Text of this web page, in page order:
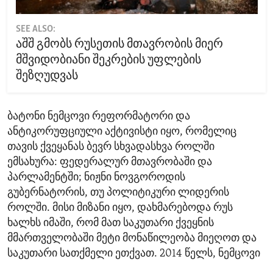
SEE ALSO:
აშშ გმობს რუსეთის მთავრობის მიერ
მშვიდობიანი შეკრების უფლების
შეზღუდვას
ბატონი ნემცოვი რეფორმატორი და
ანტიკორუფციული აქტივისტი იყო, რომელიც
თავის ქვეყანას ბევრ სხვადასხვა როლში
ემსახურა: ფედერალურ მთავრობაში და
პარლამენტში; ნიჟნი ნოვგოროდის
გუბერნატორის, თუ პოლიტიკური ლიდერის
როლში. მისი მიზანი იყო, დახმარებოდა რუს
ხალხს იმაში, რომ მათ საკუთარი ქვეყნის
მმართველობაში მეტი მონაწილეობა მიეღოთ და
საკუთარი სათქმელი ეთქვათ. 2014 წელს, ნემცოვი